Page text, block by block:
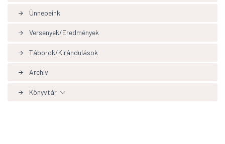
arrow_forward Ünnepeink
arrow_forward Versenyek/Eredmények
arrow_forward Táborok/Kirándulások
arrow_forward Archív
arrow_forward Könyvtár